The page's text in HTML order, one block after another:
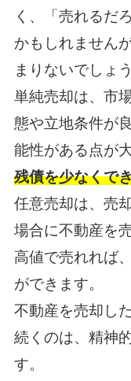
く、「売れるだ
かもしれません
まりないでしょう
単純売却は、市
態や立地条件が
能性がある点が
残債を少なくで
任意売却は、売
場合に不動産を
高値で売れれば
ができます。
不動産を売却し
続くのは、精神
す。